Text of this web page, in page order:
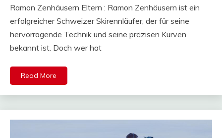
Ramon Zenhäusern Eltern : Ramon Zenhäusern ist ein
erfolgreicher Schweizer Skirennläufer, der für seine
hervorragende Technik und seine präzisen Kurven
bekannt ist. Doch wer hat
Read More